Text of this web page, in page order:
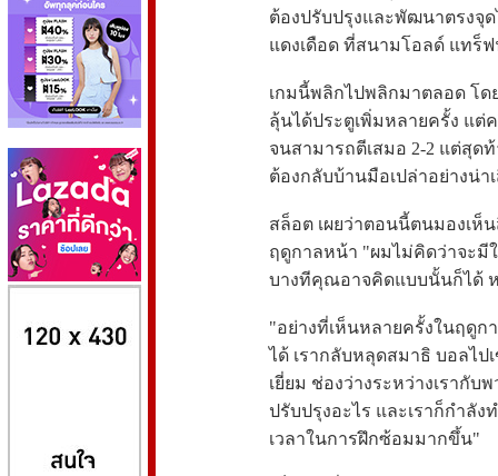
ต้องปรับปรุงและพัฒนาตรงจุด
แดงเดือด ที่สนามโอลด์ แทร็
เกมนี้พลิกไปพลิกมาตลอด โด
ลุ้นได้ประตูเพิ่มหลายครั้ง แต่
จนสามารถตีเสมอ 2-2 แต่สุด
ต้องกลับบ้านมือเปล่าอย่างน่า
สล็อต เผยว่าตอนนี้ตนมองเ
ฤดูกาลหน้า "ผมไม่คิดว่าจะมี
บางทีคุณอาจคิดแบบนั้นก็ได้
"อย่างที่เห็นหลายครั้งในฤดูก
ได้ เรากลับหลุดสมาธิ บอลไป
เยี่ยม ช่องว่างระหว่างเรากับ
ปรับปรุงอะไร และเราก็กำลั
เวลาในการฝึกซ้อมมากขึ้น"